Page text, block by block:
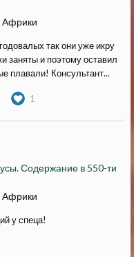
Африки
так они уже икру
заняты и поэтому оставил
плавали! Консультант...
1
Содержание в 550-ти
Африки
у спеца!